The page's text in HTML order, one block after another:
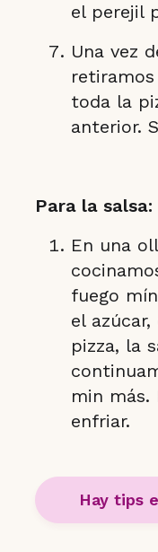
el perejil
Una vez
toda la
anterior.
Para la salsa:
En una
fuego
el
pizza, la
min más.
enfriar.
Hay tips